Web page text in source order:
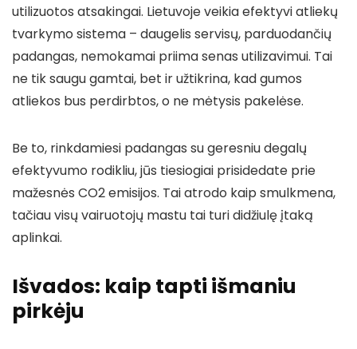
utilizuotos atsakingai. Lietuvoje veikia efektyvi atliekų
tvarkymo sistema – daugelis servisų, parduodančių
padangas, nemokamai priima senas utilizavimui. Tai
ne tik saugu gamtai, bet ir užtikrina, kad gumos
atliekos bus perdirbtos, o ne mėtysis pakelėse.
Be to, rinkdamiesi padangas su geresniu degalų
efektyvumo rodikliu, jūs tiesiogiai prisidedate prie
mažesnės CO2 emisijos. Tai atrodo kaip smulkmena,
tačiau visų vairuotojų mastu tai turi didžiulę įtaką
aplinkai.
Išvados: kaip tapti išmaniu
pirkėju